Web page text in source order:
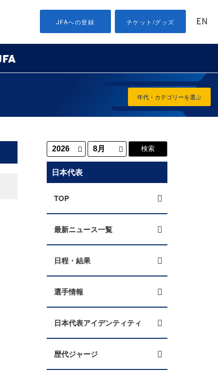
JFAへの登録 チケット/グッズ EN
年代・カテゴリーを選ぶ
日本代表
TOP
最新ニュース一覧
日程・結果
選手情報
日本代表アイデンティティ
歴代ジャージ